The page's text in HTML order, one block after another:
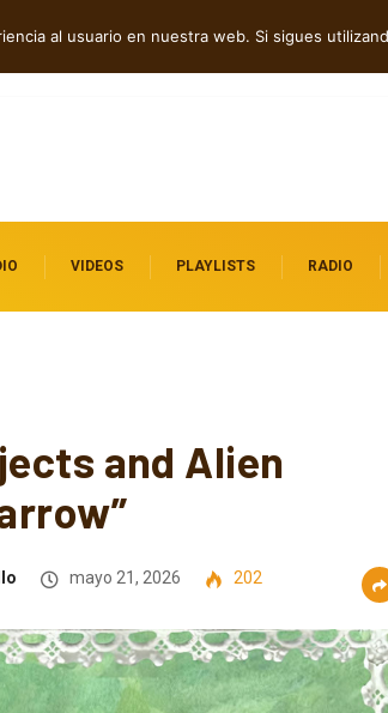
VIDEOS PLAYLISTS RADIO
and Alien
mayo 21, 2026 202
al usuario en nuestra web. Si sigues